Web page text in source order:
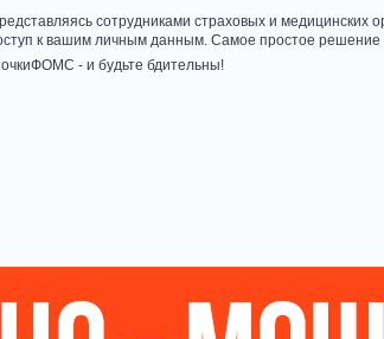
сотрудниками страховых и
к вашим личным данным. Самое простое
- и будьте бдительны!